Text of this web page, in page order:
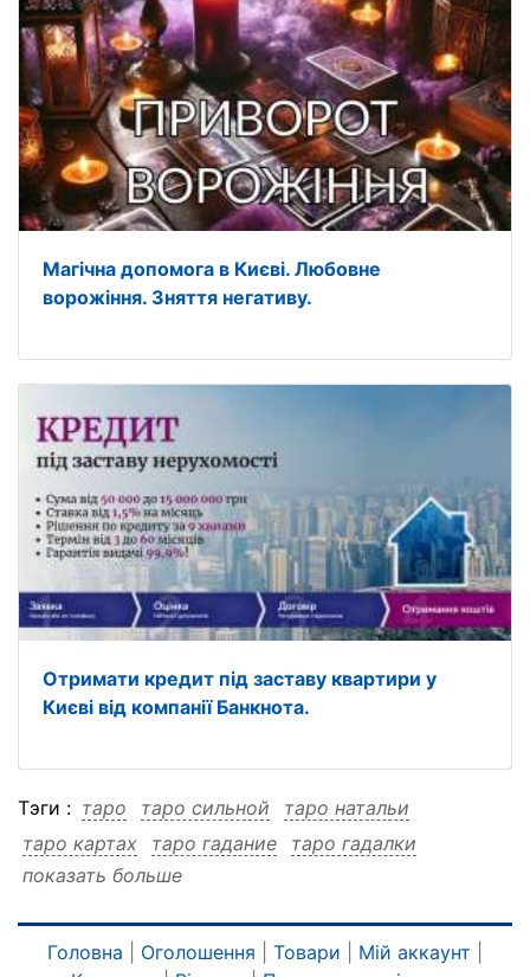
Магічна допомога в Києві. Любовне
ворожіння. Зняття негативу.
Отримати кредит під заставу квартири у
Києві від компанії Банкнота.
Тэги : таро таро сильной
таро натальи
таро картах
таро гадание
таро гадалки
таро гадалки сильной
сильной сильной таро
сильной натальи
показать больше
Головна Оголошення Товари Мій аккаунт